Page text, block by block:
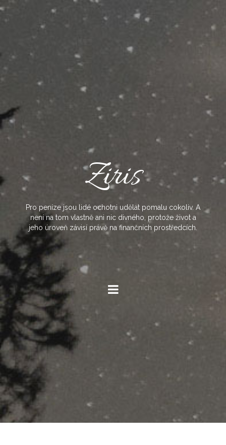
Skip
Ziris
Pro peníze jsou lidé ochotni udělat pomalu cokoliv. A
není na tom vlastně ani nic divného, protože život a
jeho úroveň závisí právě na finančních prostředcích.